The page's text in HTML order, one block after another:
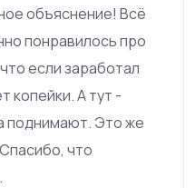
объяснение! Всё
понравилось про
если заработал
копейки. А тут -
поднимают. Это же
что